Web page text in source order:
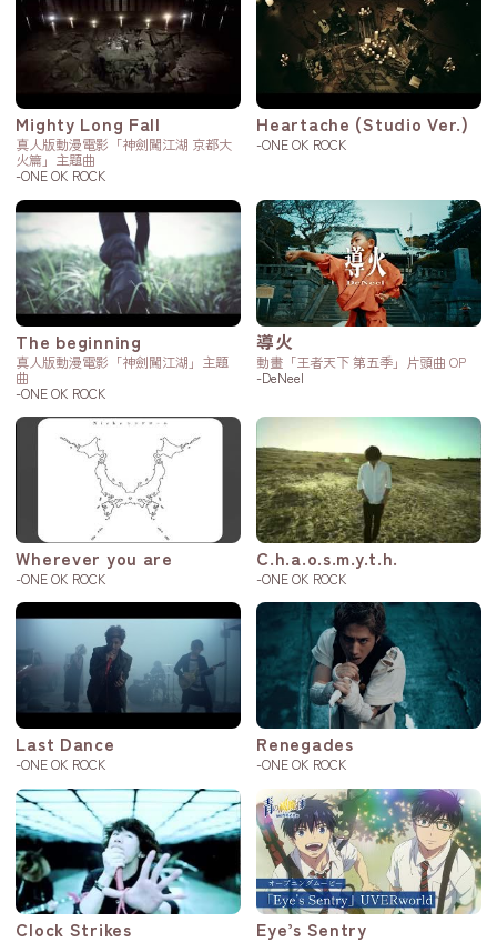
Mighty Long Fall
真人版動漫電影「神劍闖江湖 京都大
火篇」主題曲
-ONE OK ROCK
Heartache (Studio Ver.)
-ONE OK ROCK
The beginning
真人版動漫電影「神劍闖江湖」主題
曲
-ONE OK ROCK
導火
動畫「王者天下 第五季」片頭曲 OP
-DeNeel
Wherever you are
-ONE OK ROCK
C.h.a.o.s.m.y.t.h.
-ONE OK ROCK
Last Dance
-ONE OK ROCK
Renegades
-ONE OK ROCK
Clock Strikes Eye’s Sentry